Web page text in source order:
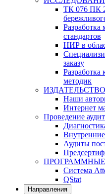
ТК 076 ПК
стандартов
НИР в
заказу
Разработка
методик
ИЗДАТЕЛЬСТВО
Наши
Интернет
Проведение
Аудиты
Система
QStat
Направления